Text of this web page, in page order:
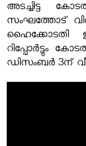
അടച്ചിട്ട
സംഘത്തോട്
ഹൈക്കോടതി
റിപ്പോർട്ടും
ഡിസംബർ 3ന്